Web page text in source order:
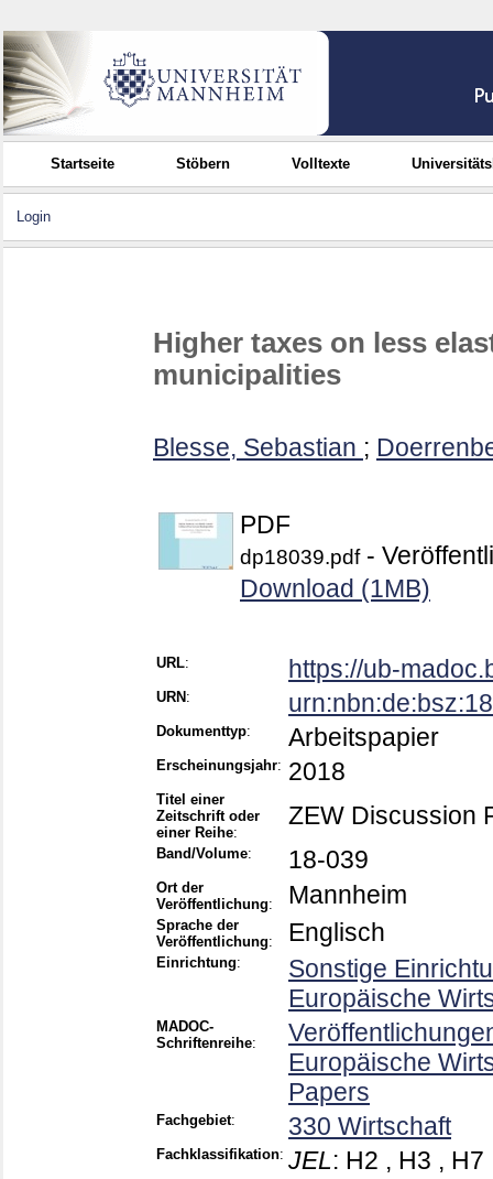
Startseite Stöbern Volltexte
Login
Higher taxes on less
municipalities
Blesse, Sebastian ;
PDF
dp18039.pdf-
Download (1MB)
URL: https://ub-
URN :
Dokumenttyp: Arbeitspapier
Erscheinungsjahr: 2018
Titel einer
Zeitschrift oder
einer Reihe:
ZEW Discussion
Band/Volume: 18-039
Ort der
Veröffentlichung: Mannheim
Sprache der
Veröffentlichung: Englisch
Einrichtung:
Sonstige
Europäische
MADOC-
Schriftenreihe:
Europäische
Papers
Fachgebiet: 330 Wirtschaft
Fachklassifikation: JEL: H2 , H3 , H7